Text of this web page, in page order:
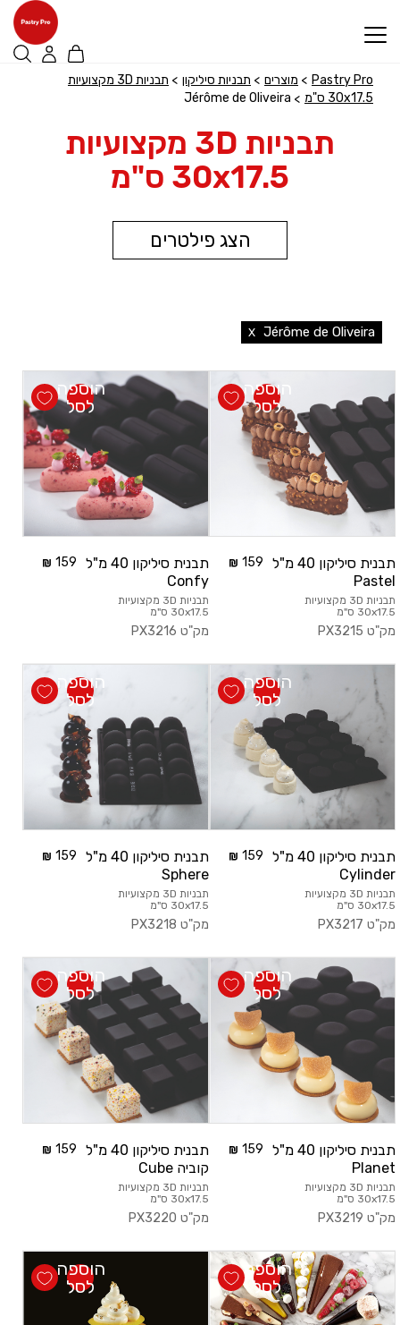
פתיחת
חלונית
פתיחת
אין מוצרים בעגלה
כבר רשומים? התחברו
משתמש חדש/אורח
Pastry Pro מוצרים תבניות סיליקון
תבניות 3D מקצועיות
30x17.5 ס"מ
Jérôme de Oliveira
תבניות 3D מקצועיות
30x17.5 ס"מ
הצג פילטרים
בחר/י שפים
בחר/י סדרות
Jérôme de Oliveira
X
תבנית סיליקון 40 מ"ל
Pastel
תבניות 3D מקצועיות
30x17.5 ס"מ
מק"ט PX3215
159
הוספה
לסל
תבנית סיליקון 40 מ"ל
Confy
תבניות 3D מקצועיות
30x17.5 ס"מ
מק"ט PX3216
159
הוספה
לסל
תבנית סיליקון 40 מ"ל
Cylinder
תבניות 3D מקצועיות
30x17.5 ס"מ
מק"ט PX3217
159
הוספה
לסל
תבנית סיליקון 40 מ"ל
Sphere
תבניות 3D מקצועיות
30x17.5 ס"מ
מק"ט PX3218
159
הוספה
לסל
תבנית סיליקון 40 מ"ל
Planet
תבניות 3D מקצועיות
30x17.5 ס"מ
מק"ט PX3219
159
הוספה
לסל
תבנית סיליקון 40 מ"ל
קוביה Cube
תבניות 3D מקצועיות
30x17.5 ס"מ
מק"ט PX3220
159
הוספה
לסל
הוספה
לסל
הוספה
לסל